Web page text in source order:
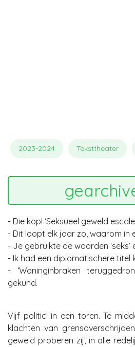
2023-2024 Teksttheater
- Die kop! ‘Seksueel geweld
- Dit loopt elk jaar zo, waarom in
- Je gebruikte de woorden ‘seks’
- Ik had een diplomatischere titel
- ‘Woninginbraken
gekund.
Vijf politici in een toren. Te
klachten van
geweld proberen zij, in alle